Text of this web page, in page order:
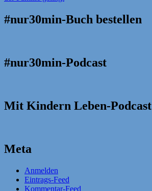
#nur30min-Buch bestellen
#nur30min-Podcast
Mit Kindern Leben-Podcast
Meta
Anmelden
Eintrags-Feed
Kommentar-Feed